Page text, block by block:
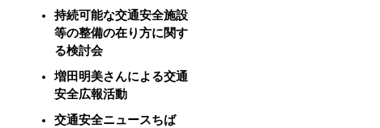
持続可能な交通安全施設
等の整備の在り方に関す
る検討会
増田明美さんによる交通
安全広報活動
交通安全ニュースちば